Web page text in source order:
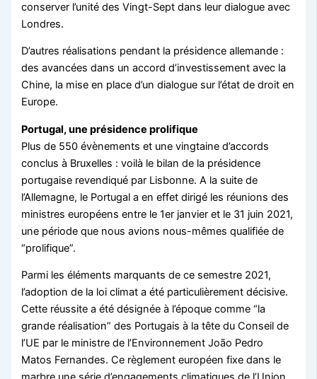
conserver l’unité des Vingt-Sept dans leur dialogue avec
Londres.
D’autres réalisations pendant la présidence allemande :
des avancées dans un accord d’investissement avec la
Chine, la mise en place d’un dialogue sur l’état de droit en
Europe.
Portugal, une présidence prolifique
Plus de 550 évènements et une vingtaine d’accords
conclus à Bruxelles : voilà le bilan de la présidence
portugaise revendiqué par Lisbonne. A la suite de
l’Allemagne, le Portugal a en effet dirigé les réunions des
ministres européens entre le 1er janvier et le 31 juin 2021,
une période que nous avions nous-mêmes qualifiée de
“prolifique”.
Parmi les éléments marquants de ce semestre 2021,
l’adoption de la loi climat a été particulièrement décisive.
Cette réussite a été désignée à l’époque comme “la
grande réalisation” des Portugais à la tête du Conseil de
l’UE par le ministre de l’Environnement João Pedro
Matos Fernandes. Ce règlement européen fixe dans le